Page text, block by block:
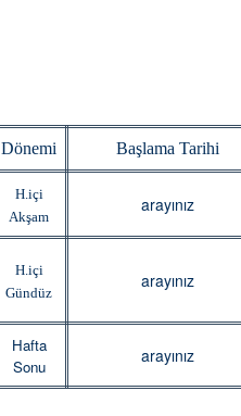
Dönemi Başlama Tarihi
H.içi
Akşam
arayınız
H.içi
Gündüz
arayınız
Hafta
Sonu
arayınız